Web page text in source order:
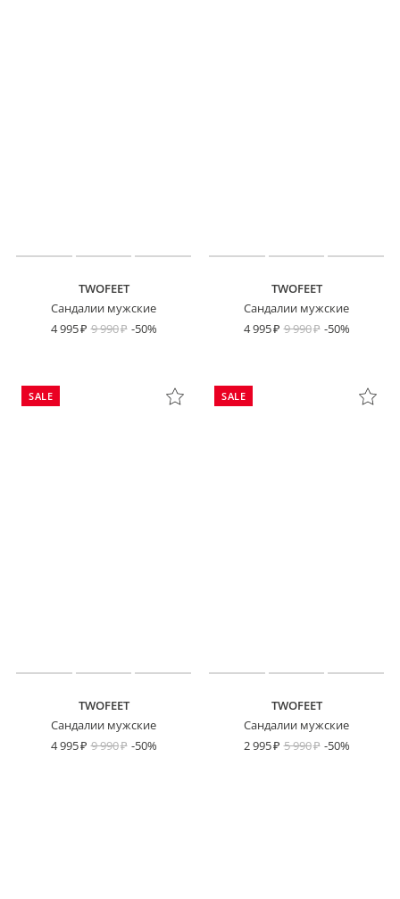
TWOFEET
Сандалии мужские
4 995
9 990 -50%
TWOFEET
Сандалии мужские
4 995
9 990 -50%
SALE
TWOFEET
Сандалии мужские
4 995
9 990 -50%
SALE
TWOFEET
Сандалии мужские
2 995
5 990 -50%